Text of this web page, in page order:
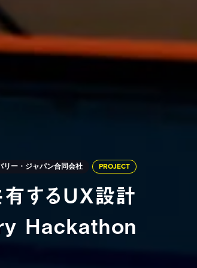
リー・ジャパン合同会社 PROJECT
有するUX設計
Hackathon